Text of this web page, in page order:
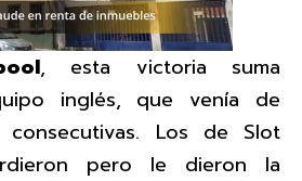
, esta victoria suma
inglés, que venía de
Los de Slot
pero le dieron la